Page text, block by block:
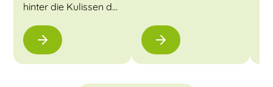
hinter die Kulissen der